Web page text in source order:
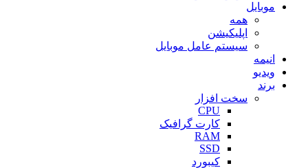
موبایل
همه
اپلیکیشن
سیستم عامل موبایل
انیمه
ویدیو
برند
سخت افزار
CPU
کارت گرافیک
RAM
SSD
کیبورد